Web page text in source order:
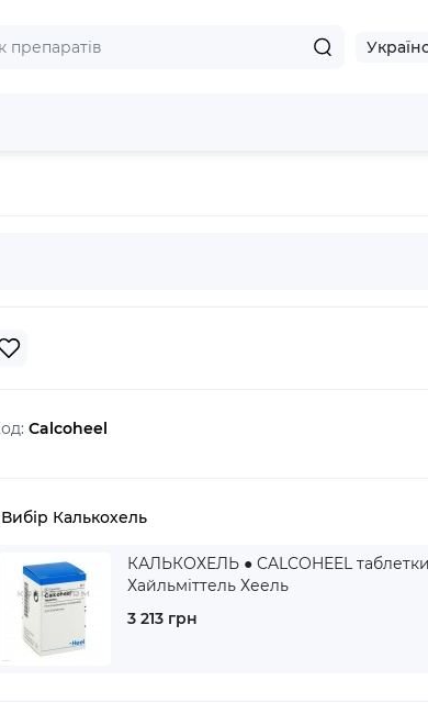
Calcoheel
Вибір Калькохель
КАЛЬКОХЕЛЬ ● CALCOHEEL
Хайльміттель Хеель
3 213 грн